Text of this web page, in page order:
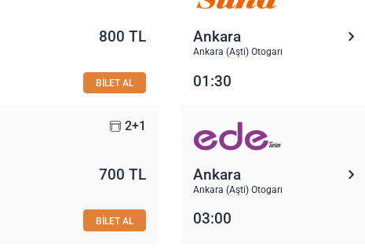
800 TL
BİLET AL
Ankara
Ankara (Aşti) Otogarı
01:30
2+1
700 TL
BİLET AL
Ankara
Ankara (Aşti) Otogarı
03:00